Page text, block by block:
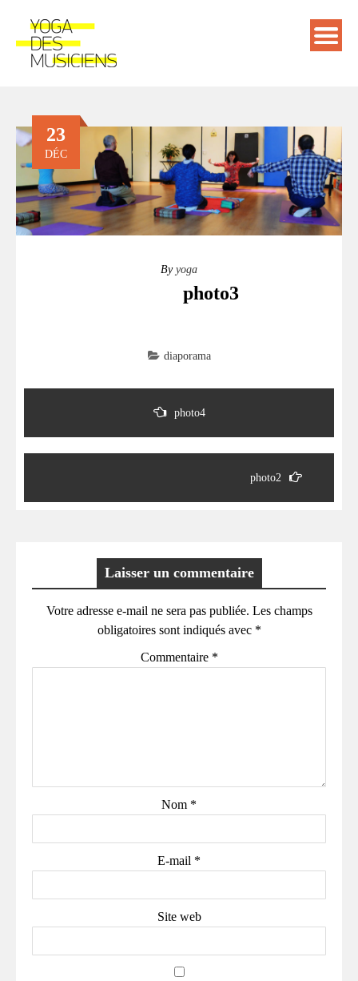
23
DÉC
By yoga
photo3
diaporama
Navigation
l’article
photo4
photo2
Laisser un commentaire
Votre adresse e-mail ne sera pas publiée. Les champs
obligatoires sont indiqués avec *
Commentaire *
Nom *
E-mail *
Site web